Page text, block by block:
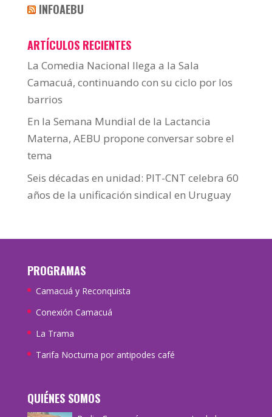
INFOAEBU
ARTÍCULOS RECIENTES
La Comedia Nacional llega a la Sala
Camacuá, continuando con su ciclo por los
barrios
En la Semana Mundial de la Lactancia
Materna, AEBU propone conversar sobre el
tema
Seis décadas en unidad: PIT-CNT celebra 60
años de la unificación sindical en Uruguay
PROGRAMAS
Camacuá y Reconquista
Conexión Camacuá
La Trama
Tarifa Nocturna por antipodes café
QUIÉNES SOMOS